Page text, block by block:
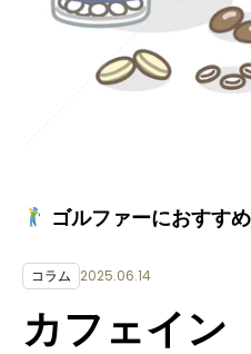
ゴルファーにおすす
コラム 2025.06.14
カフェイン